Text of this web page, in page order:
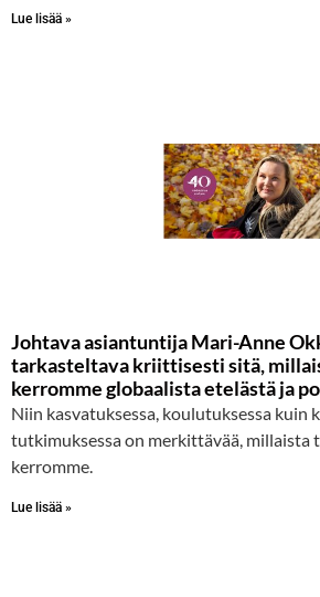
Lue lisää »
Johtava asiantuntija Mari-Anne
tarkasteltava kriittisesti sitä,
kerromme globaalista etelästä ja
Niin kasvatuksessa, koulutuksessa kuin
tutkimuksessa on merkittävää, millaista
kerromme.
Lue lisää »